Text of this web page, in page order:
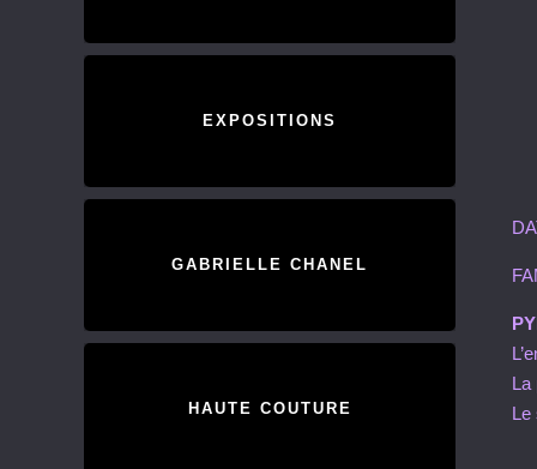
La
Le
EXPOSITIONS
GABRIELLE CHANEL
HAUTE COUTURE